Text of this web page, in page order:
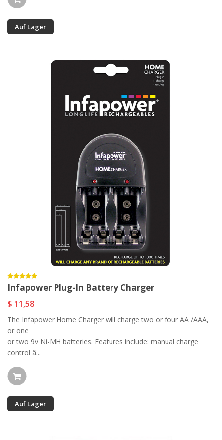
Auf Lager
Infapower Plug-In Battery Charger
$ 11,58
The Infapower Home Charger will charge two or four AA /AAA,
or one
or two 9v Ni-MH batteries. Features include: manual charge
control â...
Auf Lager